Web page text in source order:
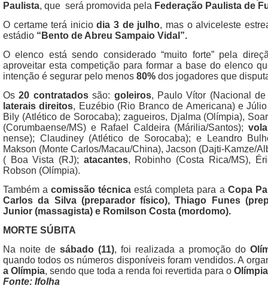
Paulista, que será promovida pela Federação Paulista de
O certame terá iniciodia 3 de julho, mas o alviceleste
estádio “Bento de Abreu Sampaio Vidal”.
O elenco está sendo considerado “muito forte” pela
aproveitar esta competição para formar a base do elenco
intenção é segurar pelo menos 80% dos jogadores que
Os20 contratadossão: goleiros, Paulo Vítor (Nacional
laterais direitos, Euzébio (Rio Branco de Americana) e
Bily (Atlético de Sorocaba); zagueiros, Djalma (Olímpia),
(Corum­baense/MS) e Rafael Caldeira (Márilia/Santos);
nense); Cla­udiney (Atlético de So­ro­caba); e Leandro
Makson (Monte Carlos/Macau/China), Jacson (Dajti-Kamze/
( Boa Vista (RJ); atacantes, Robinho (Costa Rica/MS),
Robson (Olímpia).
Também acomissão técnica está completa para a Copa
Car­los da Silva (prepa­ra­dor físico), Thiago Funes
Junior (massagista) e Romilson Costa (mordo­mo).
MORTE SÚBITA
Na noite de sábado (11), foi realizada a promoção do
quando todos os números disponíveis foram vendidos. A
a Olímpia, sendo que toda a renda foi revertida para o
Fonte: Ifolha